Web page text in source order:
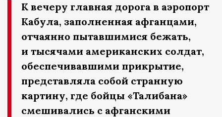
К вечеру главная дорога в аэропорт
Кабула, заполненная афганцами,
отчаянно пытавшимися бежать,
и тысячами американских солдат,
обеспечивавшими прикрытие,
представляла собой странную
картину, где бойцы «Талибана»
смешивались с афганскими